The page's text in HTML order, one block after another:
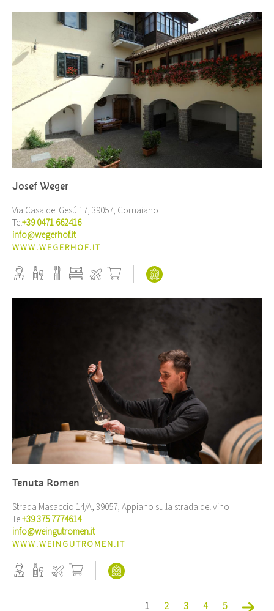
Josef Weger
Via Casa del Gesú 17, 39057, Cornaiano
Tel+39 0471 662416
info@wegerhof.it
WWW.WEGERHOF.IT
Tenuta Romen
Strada Masaccio 14/A, 39057, Appiano sulla strada del vino
Tel+39 375 7774614
info@weingutromen.it
WWW.WEINGUTROMEN.IT
1 2 3 4 5